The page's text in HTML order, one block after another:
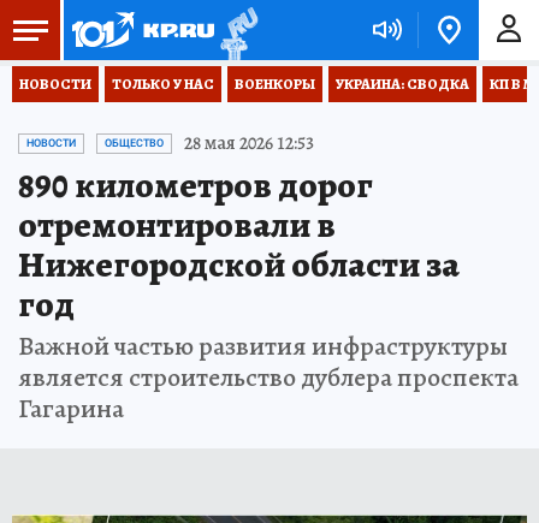
НОВОСТИ ТОЛЬКО У НАС ВОЕНКОРЫ УКРАИНА: СВОДКА КП В
НОВОСТИ ОБЩЕСТВО 28 мая 2026 12:53
890 километров дорог
отремонтировали в
Нижегородской области за
год
Важной частью развития инфраструктуры
является строительство дублера проспекта
Гагарина